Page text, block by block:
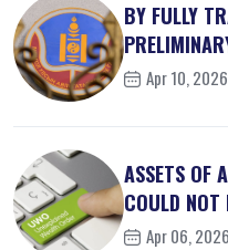
BY FULLY
INTEREST...
Apr 10, 2026
ASSETS OF
COULD NOT
OBT...
Apr 06, 2026